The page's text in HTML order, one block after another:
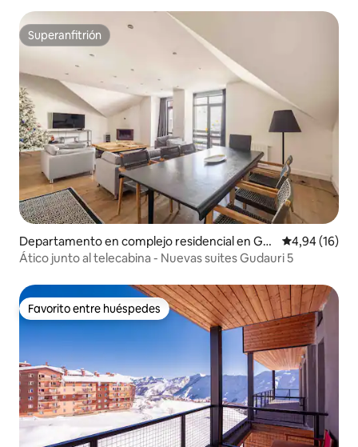
Superanfitrión
Superanfitrión
Departamento en complejo residencial en Gu
dauri
Calificación
4,94 (16)
Ático junto al telecabina - Nuevas suites Gudauri 5
Favorito entre huéspedes
Favorito entre huéspedes